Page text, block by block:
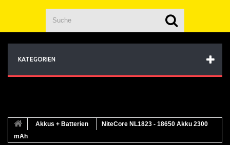
KATEGORIEN
Akkus + Batterien
NiteCore NL1823 - 18650 Akku 2300
mAh